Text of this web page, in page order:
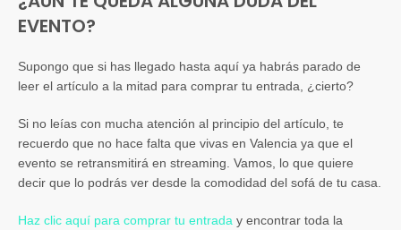
EVENTO?
Supongo que si has llegado hasta aquí ya habrás parado de
leer el artículo a la mitad para comprar tu entrada, ¿cierto?
Si no leías con mucha atención al principio del artículo, te
recuerdo que no hace falta que vivas en Valencia ya que el
evento se retransmitirá en streaming. Vamos, lo que quiere
decir que lo podrás ver desde la comodidad del sofá de tu casa.
Haz clic aquí para comprar tu entrada y encontrar toda la